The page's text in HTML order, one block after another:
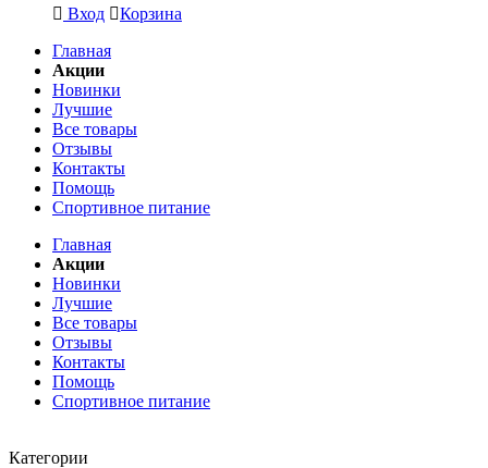
Вход
Корзина
Главная
Акции
Новинки
Лучшие
Все товары
Отзывы
Контакты
Помощь
Спортивное питание
Главная
Акции
Новинки
Лучшие
Все товары
Отзывы
Контакты
Помощь
Спортивное питание
Категории